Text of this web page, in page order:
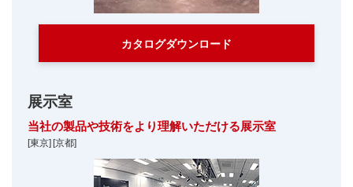
カタログダウンロード
展示室
当社の製品や技術をより理解いただける展示室
[東京] [京都]